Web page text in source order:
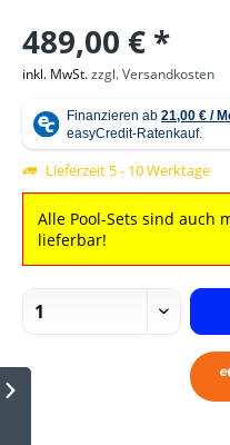
489,00 € *
inkl. MwSt.zzgl. Versandkosten
Lieferzeit 5 - 10 Werktage
Alle Pool-Sets sind auch
lieferbar!